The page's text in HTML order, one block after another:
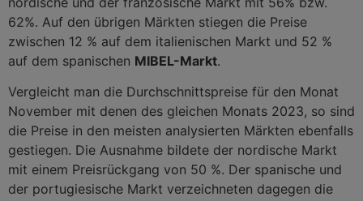
62%. Auf den übrigen Märkten stiegen die Preise
zwischen 12 % auf dem italienischen Markt und 52 %
auf dem spanischen MIBEL-Markt.
Vergleicht man die Durchschnittspreise für den Monat
November mit denen des gleichen Monats 2023, so sind
die Preise in den meisten analysierten Märkten ebenfalls
gestiegen. Die Ausnahme bildete der nordische Markt
mit einem Preisrückgang von 50 %. Der spanische und
der portugiesische Markt verzeichneten dagegen die